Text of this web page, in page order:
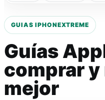
Guías
comprar y
mejor